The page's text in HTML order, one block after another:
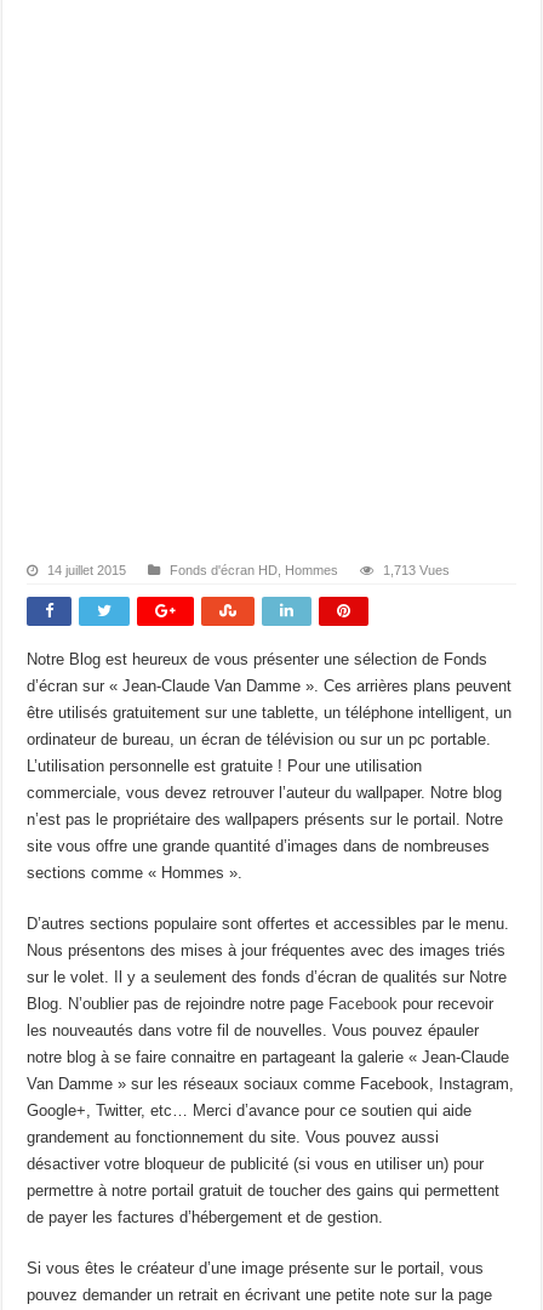
14 juillet 2015 Fonds d'écran HD Hommes 1,713 Vues
Notre Blog est heureux de vous présenter une sélection de Fonds
d’écran sur « Jean-Claude Van Damme ». Ces arrières plans peuvent
être utilisés gratuitement sur une tablette, un téléphone intelligent, un
ordinateur de bureau, un écran de télévision ou sur un pc portable.
L’utilisation personnelle est gratuite ! Pour une utilisation
commerciale, vous devez retrouver l’auteur du wallpaper. Notre blog
n’est pas le propriétaire des wallpapers présents sur le portail. Notre
site vous offre une grande quantité d’images dans de nombreuses
sections comme « Hommes ».
D’autres sections populaire sont offertes et accessibles par le menu.
Nous présentons des mises à jour fréquentes avec des images triés
sur le volet. Il y a seulement des fonds d’écran de qualités sur Notre
Blog. N’oublier pas de rejoindre notre page Facebook pour recevoir
les nouveautés dans votre fil de nouvelles. Vous pouvez épauler
notre blog à se faire connaitre en partageant la galerie « Jean-Claude
Van Damme » sur les réseaux sociaux comme Facebook, Instagram,
Google+, Twitter, etc… Merci d’avance pour ce soutien qui aide
grandement au fonctionnement du site. Vous pouvez aussi
désactiver votre bloqueur de publicité (si vous en utiliser un) pour
permettre à notre portail gratuit de toucher des gains qui permettent
de payer les factures d’hébergement et de gestion.
Si vous êtes le créateur d’une image présente sur le portail, vous
pouvez demander un retrait en écrivant une petite note sur la page